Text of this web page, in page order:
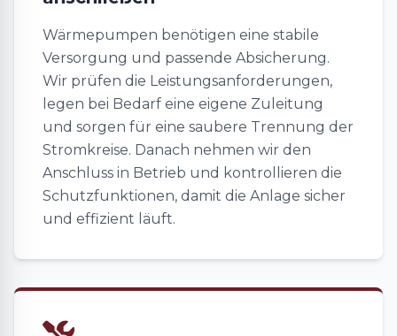
Wärmepumpen benötigen eine stabile
Versorgung und passende Absicherung.
Wir prüfen die Leistungsanforderungen,
legen bei Bedarf eine eigene Zuleitung
und sorgen für eine saubere Trennung der
Stromkreise. Danach nehmen wir den
Anschluss in Betrieb und kontrollieren die
Schutzfunktionen, damit die Anlage sicher
und effizient läuft.